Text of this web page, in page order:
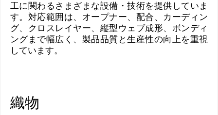
工に関わるさまざまな設備・技術を提供していま
す。対応範囲は、オープナー、配合、カーディン
グ、クロスレイヤー、縦型ウェブ成形、ボンディ
ングまで幅広く、製品品質と生産性の向上を重視
しています。
織物